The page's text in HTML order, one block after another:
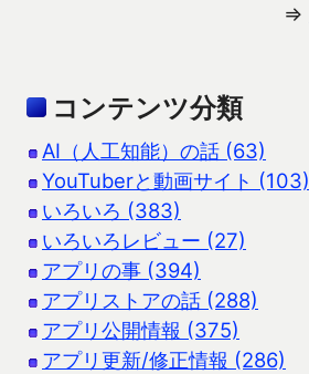
⇒
コンテンツ分類
AI（人工知能）の話 (63)
YouTuberと動画サイト (103)
いろいろ (383)
いろいろレビュー (27)
アプリの事 (394)
アプリストアの話 (288)
アプリ公開情報 (375)
アプリ更新/修正情報 (286)